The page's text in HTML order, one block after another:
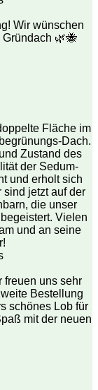
Wir wünschen
Gründach 🌿🐝
Fläche im
Dach.
Zustand des
der Sedum-
und erholt sich
sind jetzt auf der
die unser
Vielen
und an seine
freuen uns sehr
Bestellung
schönes Lob für
mit der neuen